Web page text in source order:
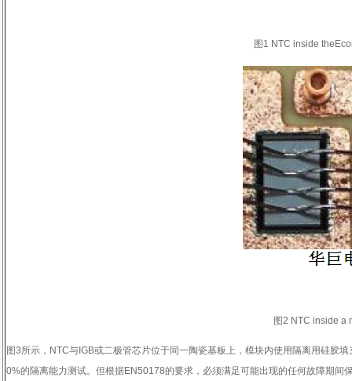
图 1 NTC inside
图2 NTC inside a
图3所示， NTC与 IGB或二极管芯片位于同一陶瓷基板上，模块内使用隔离用硅胶
0%的隔离能力测试。但根据EN50178的要求，必须满足可能出现的任何故障期间